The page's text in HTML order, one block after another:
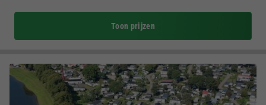
Toon prijzen